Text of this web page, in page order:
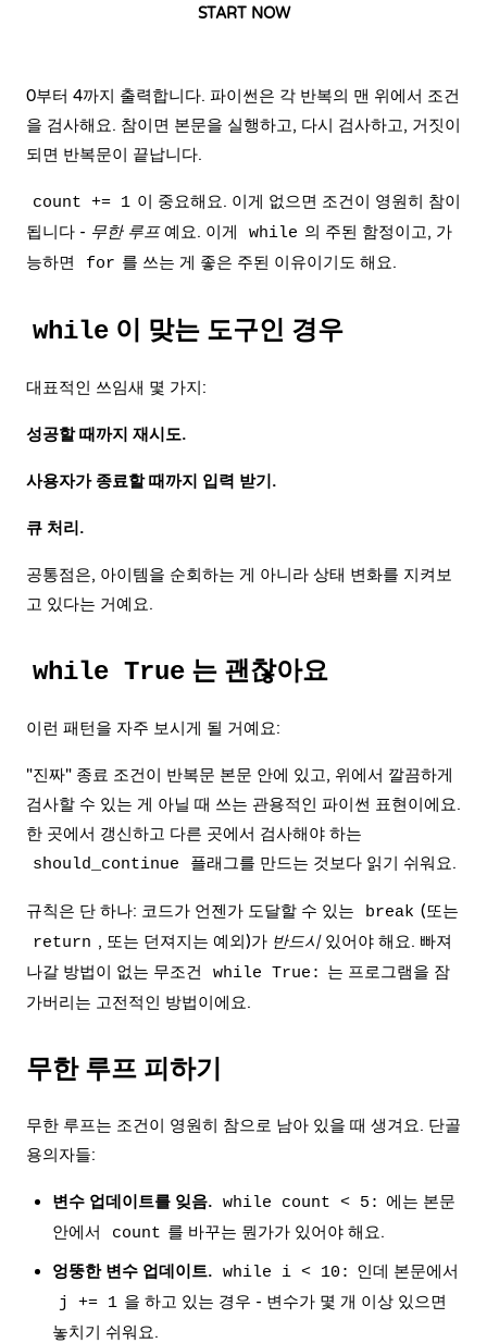
START NOW
0부터 4까지 출력합니다. 파이썬은 각 반복의 맨 위에서 조건
을 검사해요. 참이면 본문을 실행하고, 다시 검사하고, 거짓이
되면 반복문이 끝납니다.
count += 1 이 중요해요. 이게 없으면 조건이 영원히 참이
됩니다 - 무한 루프예요. 이게 while 의 주된 함정이고, 가
능하면
for 를 쓰는 게 좋은 주된 이유이기도 해요.
while 이 맞는 도구인 경우
대표적인 쓰임새 몇 가지:
성공할 때까지 재시도.
사용자가 종료할 때까지 입력 받기.
큐 처리.
공통점은, 아이템을 순회하는 게 아니라 상태 변화를 지켜보
고 있다는 거예요.
while True 는 괜찮아요
이런 패턴을 자주 보시게 될 거예요:
"진짜" 종료 조건이 반복문 본문 안에 있고, 위에서 깔끔하게
검사할 수 있는 게 아닐 때 쓰는 관용적인 파이썬 표현이에요.
한 곳에서 갱신하고 다른 곳에서 검사해야 하는
should_continue 플래그를 만드는 것보다 읽기 쉬워요.
규칙은 단 하나: 코드가 언젠가 도달할 수 있는 break (또는
return , 또는 던져지는 예외)가 반드시있어야 해요. 빠져
나갈 방법이 없는 무조건
while True: 는 프로그램을 잠
가버리는 고전적인 방법이에요.
무한 루프 피하기
무한 루프는 조건이 영원히 참으로 남아 있을 때 생겨요. 단골
용의자들:
변수 업데이트를 잊음. while count < 5: 에는 본문
안에서
count 를 바꾸는 뭔가가 있어야 해요.
엉뚱한 변수 업데이트. while i < 10: 인데 본문에서
j += 1 을 하고 있는 경우 - 변수가 몇 개 이상 있으면
놓치기 쉬워요.